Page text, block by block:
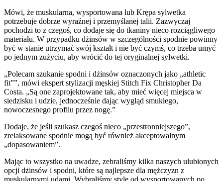
Mówi, że muskularna, wysportowana lub Krępa sylwetka
potrzebuje dobrze wyraźnej i przemyślanej talii. Zazwyczaj
pochodzi to z czegoś, co dodaje się do tkaniny nieco rozciągliwego
materiału. W przypadku dżinsów w szczególności spodnie powinny
być w stanie utrzymać swój kształt i nie być czymś, co trzeba umyć
po jednym zużyciu, aby wrócić do tej oryginalnej sylwetki.
„Polecam szukanie spodni i dżinsów oznaczonych jako „athletic
fit””, mówi ekspert stylizacji męskiej Stitch Fix Christopher Da
Costa. „Są one zaprojektowane tak, aby mieć więcej miejsca w
siedzisku i udzie, jednocześnie dając wygląd smukłego,
nowoczesnego profilu przez nogę.”
Dodaje, że jeśli szukasz czegoś nieco „przestronniejszego”,
zrelaksowane spodnie mogą być również akceptowalnym
„dopasowaniem”.
Mając to wszystko na uwadze, zebraliśmy kilka naszych ulubionych
opcji dżinsów i spodni, które są najlepsze dla mężczyzn z
muskularnymi udami. Wybraliśmy style od wysportowanych po